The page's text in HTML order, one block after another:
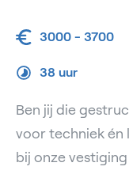
3000 - 3700
38 uur
Ben jij die
voor techniek én
bij onze